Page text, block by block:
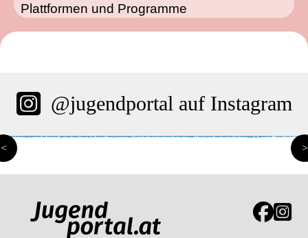
Plattformen und Programme
@jugendportal auf Instagram
< >
Link zur
Link